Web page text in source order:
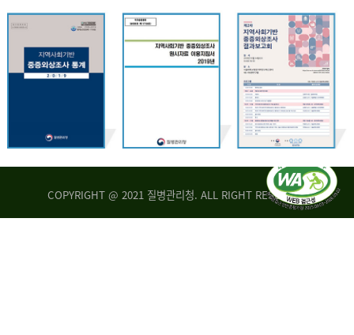
COPYRIGHT @ 2021 질병관리청. ALL RIGHT RESERVED